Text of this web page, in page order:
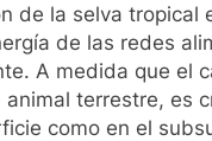
de la selva tropical
de las redes
A medida que el
terrestre, es
como en el